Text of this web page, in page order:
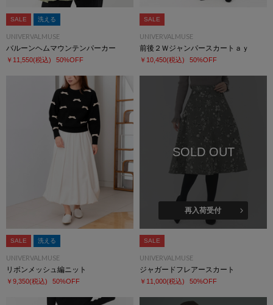
SALE 洗える
UNIVERVALMUSE
バルーンヘムマウンテンパーカー
￥11,550(税込) 50%OFF
SALE
UNIVERVALMUSE
前後２Ｗジャンパースカートａｙ
￥10,450(税込) 50%OFF
SALE 洗える
UNIVERVALMUSE
リボンメッシュ編ニット
￥9,350(税込) 50%OFF
SOLD OUT
再入荷受付
SALE
UNIVERVALMUSE
ジャガードフレアースカート
￥11,000(税込) 50%OFF